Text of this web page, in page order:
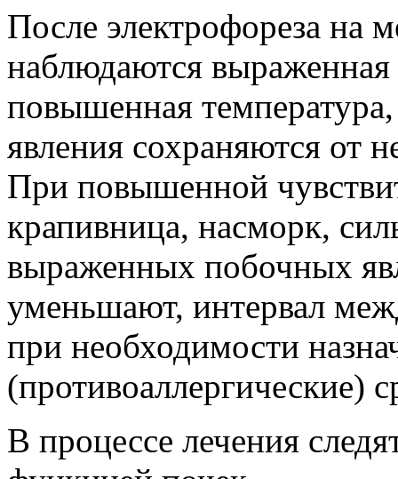
После электрофореза на
наблюдаются
повышенная
явления сохраняются от
При повышенной
крапивница, насморк,
выраженных побочных
уменьшают, интервал
при необходимости
(противоаллергические)
В процессе лечения